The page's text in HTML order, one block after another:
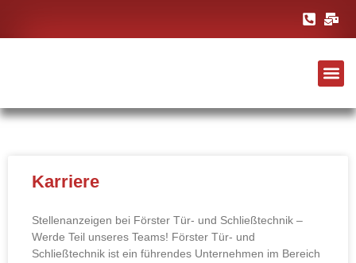
Karriere
Stellenanzeigen bei Förster Tür- und Schließtechnik –
Werde Teil unseres Teams! Förster Tür- und
Schließtechnik ist ein führendes Unternehmen im Bereich